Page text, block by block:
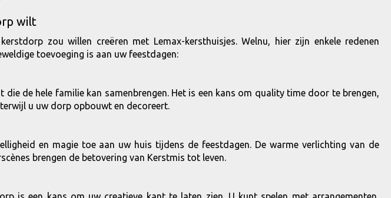
wilt
zou willen creëren met Lemax-kersthuisjes. Welnu, hier zijn enkele redenen
toevoeging is aan uw feestdagen:
die de hele familie kan samenbrengen. Het is een kans om quality time door te brengen,
u uw dorp opbouwt en decoreert.
en magie toe aan uw huis tijdens de feestdagen. De warme verlichting van de
brengen de betovering van Kerstmis tot leven.